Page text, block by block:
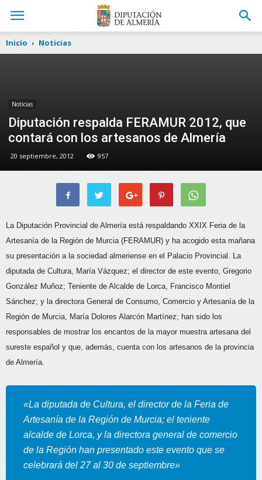
Inicio Noticias
Noticias
Diputación respalda FERAMUR 2012, que
contará con los artesanos de Almería
20 septiembre, 2012 957
La Diputación Provincial de Almería está respaldando XXIX Feria de la
Artesanía de la Región de Murcia (FERAMUR) y ha acogido esta mañana
su presentación a la sociedad almeriense en el Palacio Provincial. La
diputada de Cultura, María Vázquez; el director de este evento, Gregorio
González Muñoz; Teniente de Alcalde de Lorca, Francisco Montiel
Sánchez; y la directora General de Consumo, Comercio y Artesanía de la
Región de Murcia, María Dolores Alarcón Martínez; han sido los
responsables de mostrar los encantos de la mayor muestra artesana del
sureste español y que, además, cuenta con los artesanos de la provincia
de Almería.
«La diputada de Cultura, el director de la Feria de
Artesanía de la Región de Murcia; el teniente
alcalde de Lorca, y la directora general de comercio
de la Región han presentado este evento que se
celebrará del 27 al 30 de septiembre»